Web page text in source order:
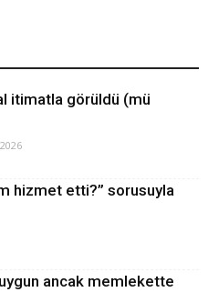
itimatla görüldü (mü
hizmet etti?” sorusuyla
ancak memlekette